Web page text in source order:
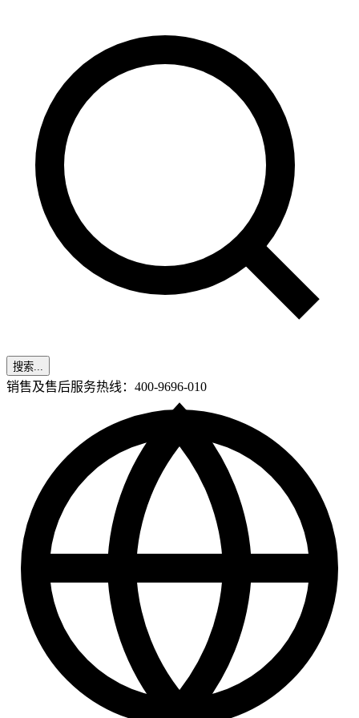
搜索...
销售及售后服务热线：400-9696-010